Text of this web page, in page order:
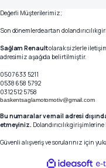
Değerli Müşterilerimiz;
Son dönemlerde artan dolandırıcılık
Sağlam Renaultolarak sizlerle
adresimiz aşağıda belirtilmiştir.
0507 633 5211
0538 658 5792
0312 512 5758
baskentsaglamotomotiv@gmail.com
Bu numaralar ve mail adresi
etmeyiniz. Dolandırıcılık
Güvenli alışveriş ve sorularınız için